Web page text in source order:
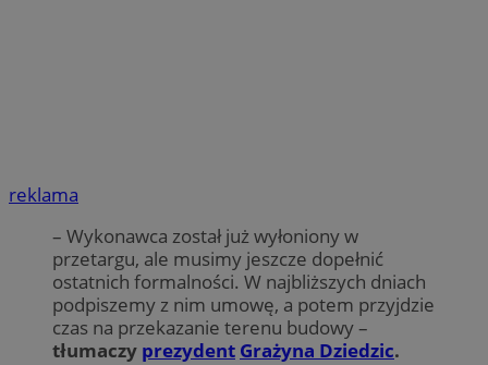
reklama
– Wykonawca został już wyłoniony w
przetargu, ale musimy jeszcze dopełnić
ostatnich formalności. W najbliższych dniach
podpiszemy z nim umowę, a potem przyjdzie
czas na przekazanie terenu budowy –
tłumaczy prezydent Grażyna Dziedzic.